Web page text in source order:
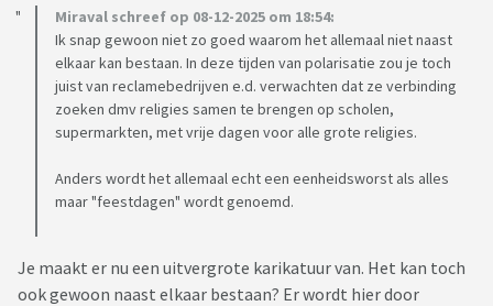
Miraval schreef op 08-12-2025 om 18:54:
Ik snap gewoon niet zo goed waarom het allemaal niet naast
elkaar kan bestaan. In deze tijden van polarisatie zou je toch
juist van reclamebedrijven e.d. verwachten dat ze verbinding
zoeken dmv religies samen te brengen op scholen,
supermarkten, met vrije dagen voor alle grote religies.
Anders wordt het allemaal echt een eenheidsworst als alles
maar "feestdagen" wordt genoemd.
Je maakt er nu een uitvergrote karikatuur van. Het kan toch
ook gewoon naast elkaar bestaan? Er wordt hier door